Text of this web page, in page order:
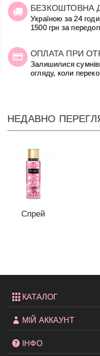
БЕЗКОШТОВНА
Україною за 24
1500 грн за
ОПЛАТА ПРИ
Залишилися
огляду, коли
НЕДАВНО
Спрей
КАТАЛОГ
МІЙ АККАУНТ
ІНФО